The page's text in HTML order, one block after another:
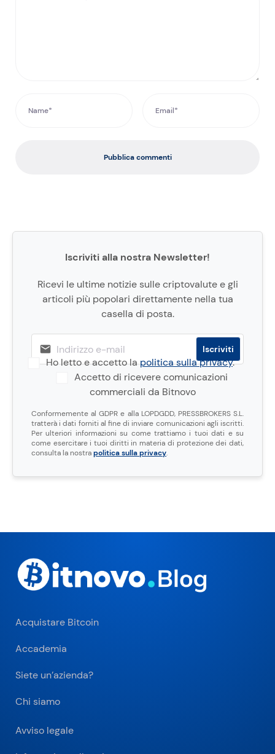
Pubblica commenti
Iscriviti alla nostra Newsletter!
Ricevi le ultime notizie sulle criptovalute e gli
articoli più popolari direttamente nella tua
casella di posta.
Ho letto e accetto lapolitica sulla privacy.
Accetto di ricevere comunicazioni
commerciali da Bitnovo
Conformemente al GDPR e alla LOPDGDD, PRESSBROKERS S.L.
tratterà i dati forniti al fine di inviare comunicazioni agli iscritti.
Per ulteriori informazioni su come trattiamo i tuoi dati e su
come esercitare i tuoi diritti in materia di protezione dei dati,
consulta la nostrapolitica sulla privacy.
Acquistare Bitcoin
Accademia
Siete un’azienda?
Chi siamo
Avviso legale